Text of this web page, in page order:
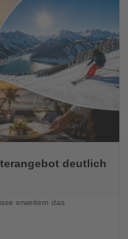
deutlich
erweitern das